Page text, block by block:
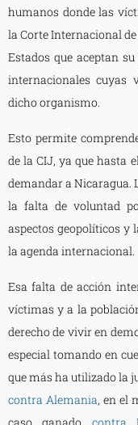
humanos donde las
la Corte Internacional
Estados que aceptan
internacionales cuyas
dicho organismo.
Esto permite
de la CIJ, ya que hasta
demandar a Nicaragua.
la falta de voluntad
aspectos geopolíticos y
la agenda internacional.
Esa falta de acción
víctimas y a la
derecho de vivir en
especial tomando en
que más ha utilizado la
contra Alemania, en el